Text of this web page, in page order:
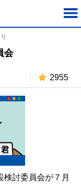
会
2955
討委員会が７月